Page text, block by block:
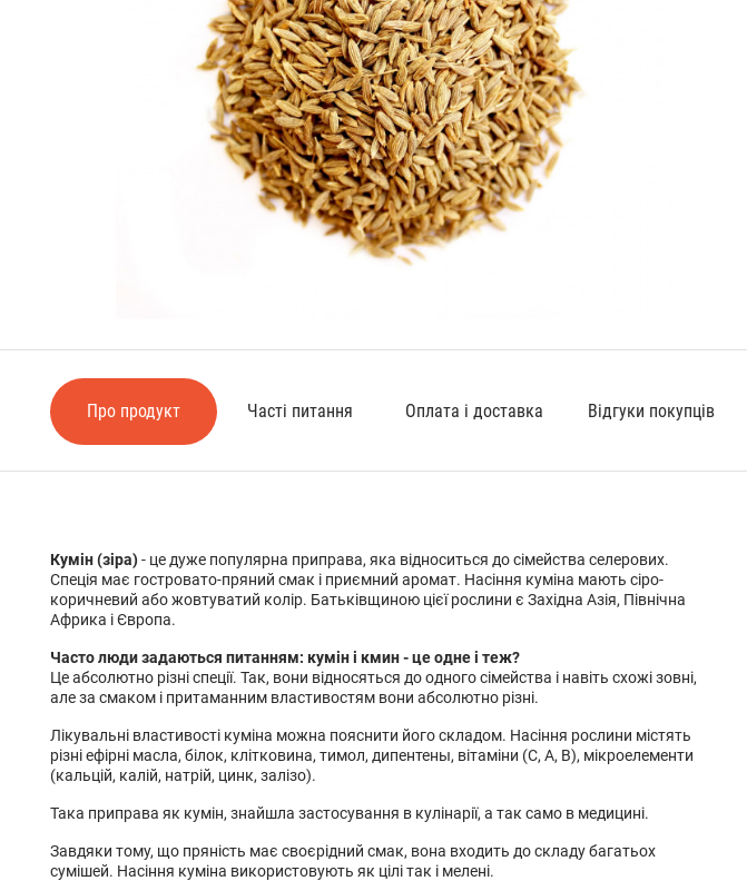
Про продукт Часті питання Оплата і доставка Відгуки покупців
Кумін (зіра)- це дуже популярна приправа, яка відноситься до сімейства селерових.
Спеція має гостровато-пряний смак і приємний аромат. Насіння куміна мають сіро-
коричневий або жовтуватий колір. Батьківщиною цієї рослини є Західна Азія, Північна
Африка і Європа.
Часто люди задаються питанням: кумін і кмин - це одне і теж?
Це абсолютно різні спеції. Так, вони відносяться до одного сімейства і навіть схожі зовні,
але за смаком і притаманним властивостям вони абсолютно різні.
Лікувальні властивості куміна можна пояснити його складом. Насіння рослини містять
різні ефірні масла, білок, клітковина, тимол, дипентены, вітаміни (С, А, В), мікроелементи
(кальцій, калій, натрій, цинк, залізо).
Така приправа як кумін, знайшла застосування в кулінарії, а так само в медицині.
Завдяки тому, що пряність має своєрідний смак, вона входить до складу багатьох
сумішей. Насіння куміна використовують як цілі так і мелені.